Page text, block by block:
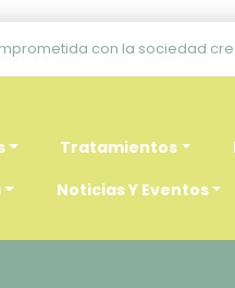
con la sociedad
Tratamientos
Noticias Y Eventos